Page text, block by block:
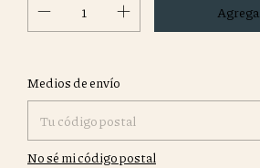
Entregas para el CP:
Medios de envío
No sé mi código postal